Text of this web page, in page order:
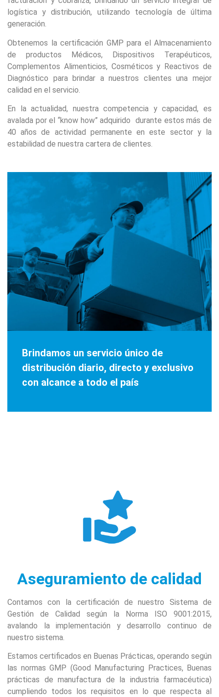
Brindamos un servicio único de
distribución diario, directo y exclusivo
con alcance a todo el país
logística y distribución, utilizando tecnología de última
generación.
Obtenemos la certificación GMP para el Almacenamiento
de productos Médicos, Dispositivos Terapéuticos,
Complementos Alimenticios, Cosméticos y Reactivos de
Diagnóstico para brindar a nuestros clientes una mejor
calidad en el servicio.
En la actualidad, nuestra competencia y capacidad, es
avalada por el “know how” adquirido durante estos más de
40 años de actividad permanente en este sector y la
estabilidad de nuestra cartera de clientes.
Aseguramiento de calidad
Contamos con la certificación de nuestro Sistema de
Gestión de Calidad según la Norma ISO 9001:2015,
avalando la implementación y desarrollo continuo de
nuestro sistema.
Estamos certificados en Buenas Prácticas, operando según
las normas GMP (Good Manufacturing Practices, Buenas
prácticas de manufactura de la industria farmacéutica)
cumpliendo todos los requisitos en lo que respecta al